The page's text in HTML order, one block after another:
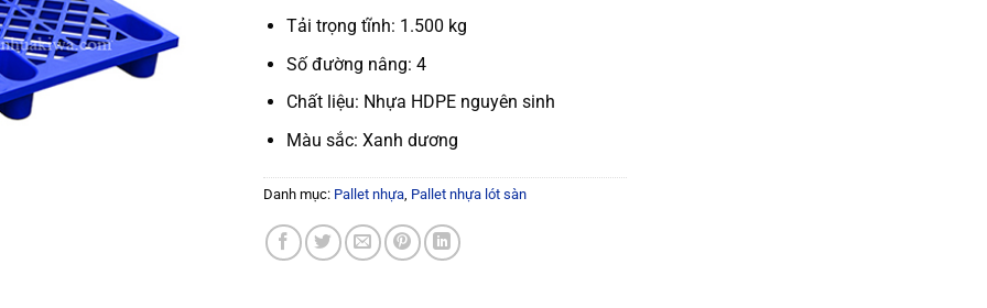
Tải trọng tĩnh: 1.500 kg
Số đường nâng: 4
Chất liệu: Nhựa HDPE nguyên sinh
Màu sắc: Xanh dương
Danh mục: Pallet nhựa Pallet nhựa lót sàn